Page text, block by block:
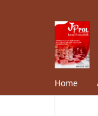
Home